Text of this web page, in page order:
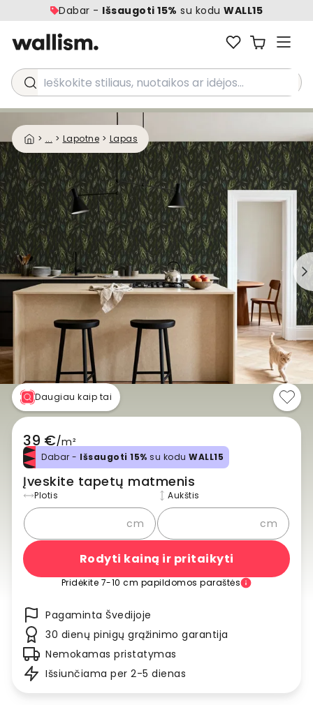
Dabar - Išsaugoti 15% su kodu WALL15
Ieškokite stiliaus, nuotaikos ar idėjos...
> ... > Lapotne > Lapas
Daugiau kaip tai
39 €/m²
Dabar - Išsaugoti 15% su kodu WALL15
Įveskite tapetų matmenis
Plotis
cm
Aukštis
cm
Rodyti kainą ir pritaikyti
Pridėkite 7-10 cm papildomos paraštės
Pagaminta Švedijoje
30 dienų pinigų grąžinimo garantija
Nemokamas pristatymas
Išsiunčiama per 2-5 dienas